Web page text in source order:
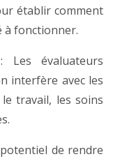
établir comment
à fonctionner.
Les évaluateurs
interfère avec les
travail, les soins
de rendre